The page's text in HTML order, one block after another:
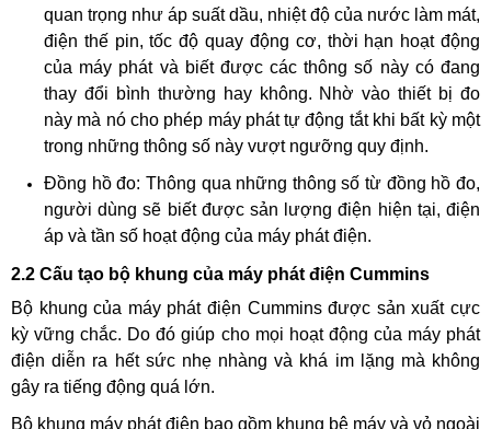
quan trọng như áp suất dầu, nhiệt độ của nước làm mát,
điện thế pin, tốc độ quay động cơ, thời hạn hoạt động
của máy phát và biết được các thông số này có đang
thay đổi bình thường hay không. Nhờ vào thiết bị đo
này mà nó cho phép máy phát tự động tắt khi bất kỳ một
trong những thông số này vượt ngưỡng quy định.
Đồng hồ đo: Thông qua những thông số từ đồng hồ đo,
người dùng sẽ biết được sản lượng điện hiện tại, điện
áp và tần số hoạt động của máy phát điện.
2.2 Cấu tạo bộ khung của máy phát điện Cummins
Bộ khung của máy phát điện Cummins được sản xuất cực
kỳ vững chắc. Do đó giúp cho mọi hoạt động của máy phát
điện diễn ra hết sức nhẹ nhàng và khá im lặng mà không
gây ra tiếng động quá lớn.
Bộ khung máy phát điện bao gồm khung bệ máy và vỏ ngoài